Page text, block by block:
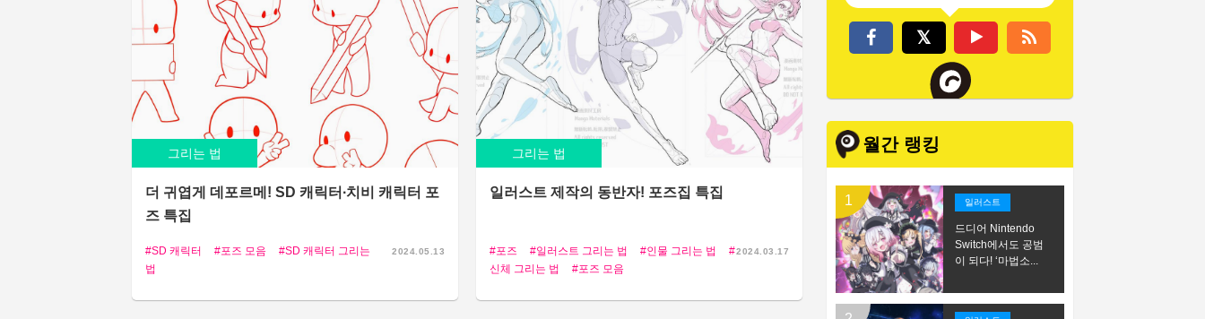
그리는 법
더 귀엽게 데포르메! SD 캐릭터∙치비 캐릭터 포
즈 특집
SD 캐릭터 포즈 모음
SD 캐릭터 그리는
법
2024.05.13
그리는 법
일러스트 제작의 동반자! 포즈집 특집
포즈 일러스트 그리는 법
인물 그리는 법
신체 그리는 법
포즈 모음
2024.03.17
월간 랭킹
일러스트
드디어 Nintendo
Switch에서도 공범
이 되다! ‘마법소...